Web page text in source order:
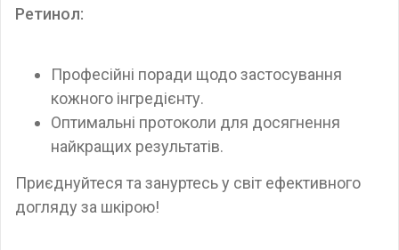
Ретинол:
Професійні поради щодо застосування
кожного інгредієнту.
Оптимальні протоколи для досягнення
найкращих результатів.
Приєднуйтеся та зануртесь у світ ефективного
догляду за шкірою!